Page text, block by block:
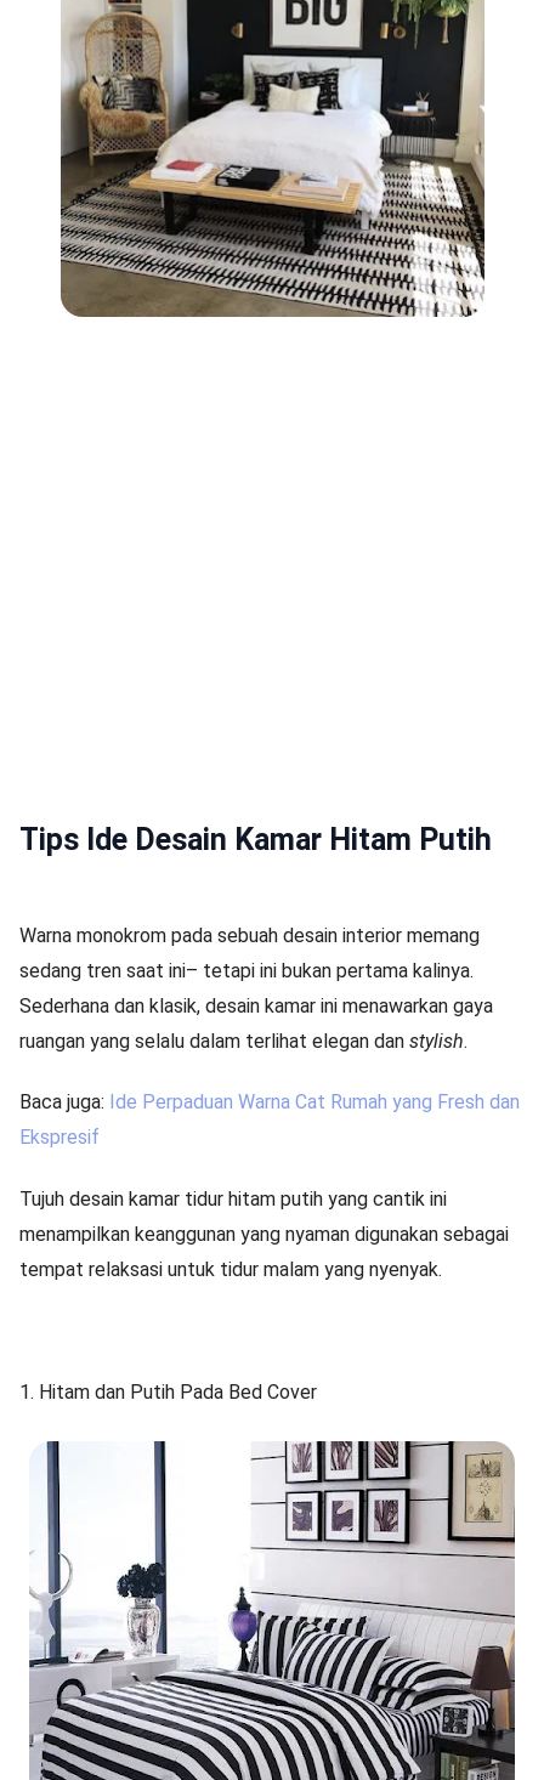
Tips Ide Desain Kamar Hitam Putih
Warna monokrom pada sebuah desain interior memang
sedang tren saat ini– tetapi ini bukan pertama kalinya.
Sederhana dan klasik, desain kamar ini menawarkan gaya
ruangan yang selalu dalam terlihat elegan dan stylish.
Baca juga: Ide Perpaduan Warna Cat Rumah yang Fresh dan
Ekspresif
Tujuh desain kamar tidur hitam putih yang cantik ini
menampilkan keanggunan yang nyaman digunakan sebagai
tempat relaksasi untuk tidur malam yang nyenyak.
1. Hitam dan Putih Pada Bed Cover